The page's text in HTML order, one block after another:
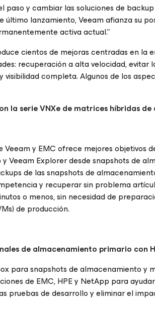
paso y cambiar las soluciones de
último lanzamiento, Veeam afianza su
activa actual.”
cientos de mejoras centradas en la
recuperación a alta velocidad,
completa. Algunos de los
la serie VNXe de matrices híbridas
y EMC ofrece mejores objetivos
Veeam Explorer desde snapshots de
de las snapshots de
y recuperar sin problema
o menos, sin necesidad de
de producción.
de almacenamiento primario con
para snapshots de almacenamiento y
de EMC, HPE y NetApp para
pruebas de desarrollo y eliminar el